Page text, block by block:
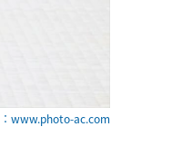
www.photo-ac.com